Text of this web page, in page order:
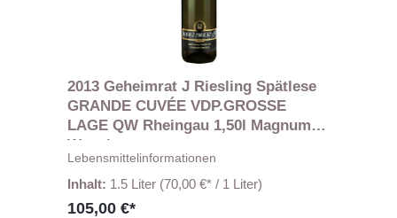
2013 Geheimrat J Riesling Spätlese
GRANDE CUVÉE VDP.GROSSE
LAGE QW Rheingau 1,50l Magnum
Wegeler
Lebensmittelinformationen
Inhalt: 1.5 Liter (70,00 €* / 1 Liter)
105,00 €*